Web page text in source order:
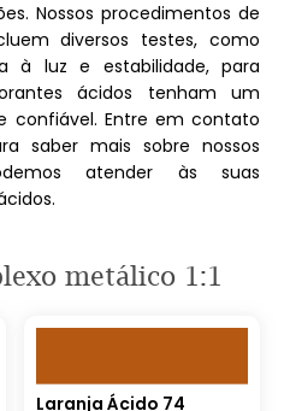
Nossos procedimentos de
diversos testes, como
à luz e estabilidade, para
ácidos tenham um
confiável. Entre em contato
saber mais sobre nossos
atender às suas
metálico 1:1
Laranja Ácido 74